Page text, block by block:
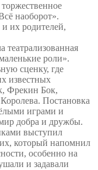
наоборот».
их родителей,
театрализованная
роли».
сценку, где
известных
Фрекин Бок,
Постановка
играми и
добра и дружбы.
выступил
который напомнил
особенно на
и задавали